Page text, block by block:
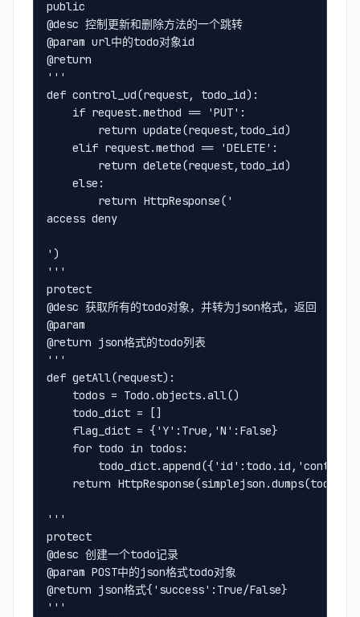
public
@desc 控制更新和删除方法的一个跳转
@param url中的todo对象id
@return
'''
def control_ud(request, todo_id):
    if request.method == 'PUT':
        return update(request,todo_id)
    elif request.method == 'DELETE':
        return delete(request,todo_id)
    else:
        return HttpResponse('
access deny
')
'''
protect
@desc 获取所有的todo对象，并转为json格式，返回
@param
@return json格式的todo列表
'''
def getAll(request):
    todos = Todo.objects.all()
    todo_dict = []
    flag_dict = {'Y':True,'N':False}
    for todo in todos:
return
'''
protect
@desc 创建一个todo记录
@param POST中的json格式todo对象
@return json格式{'success':True/False}
'''